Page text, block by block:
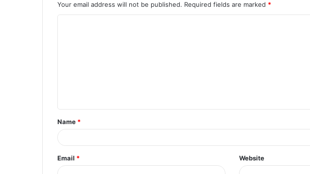
Your email address will not be published. Required fields are marked *
t
*
Name *
Email * Website